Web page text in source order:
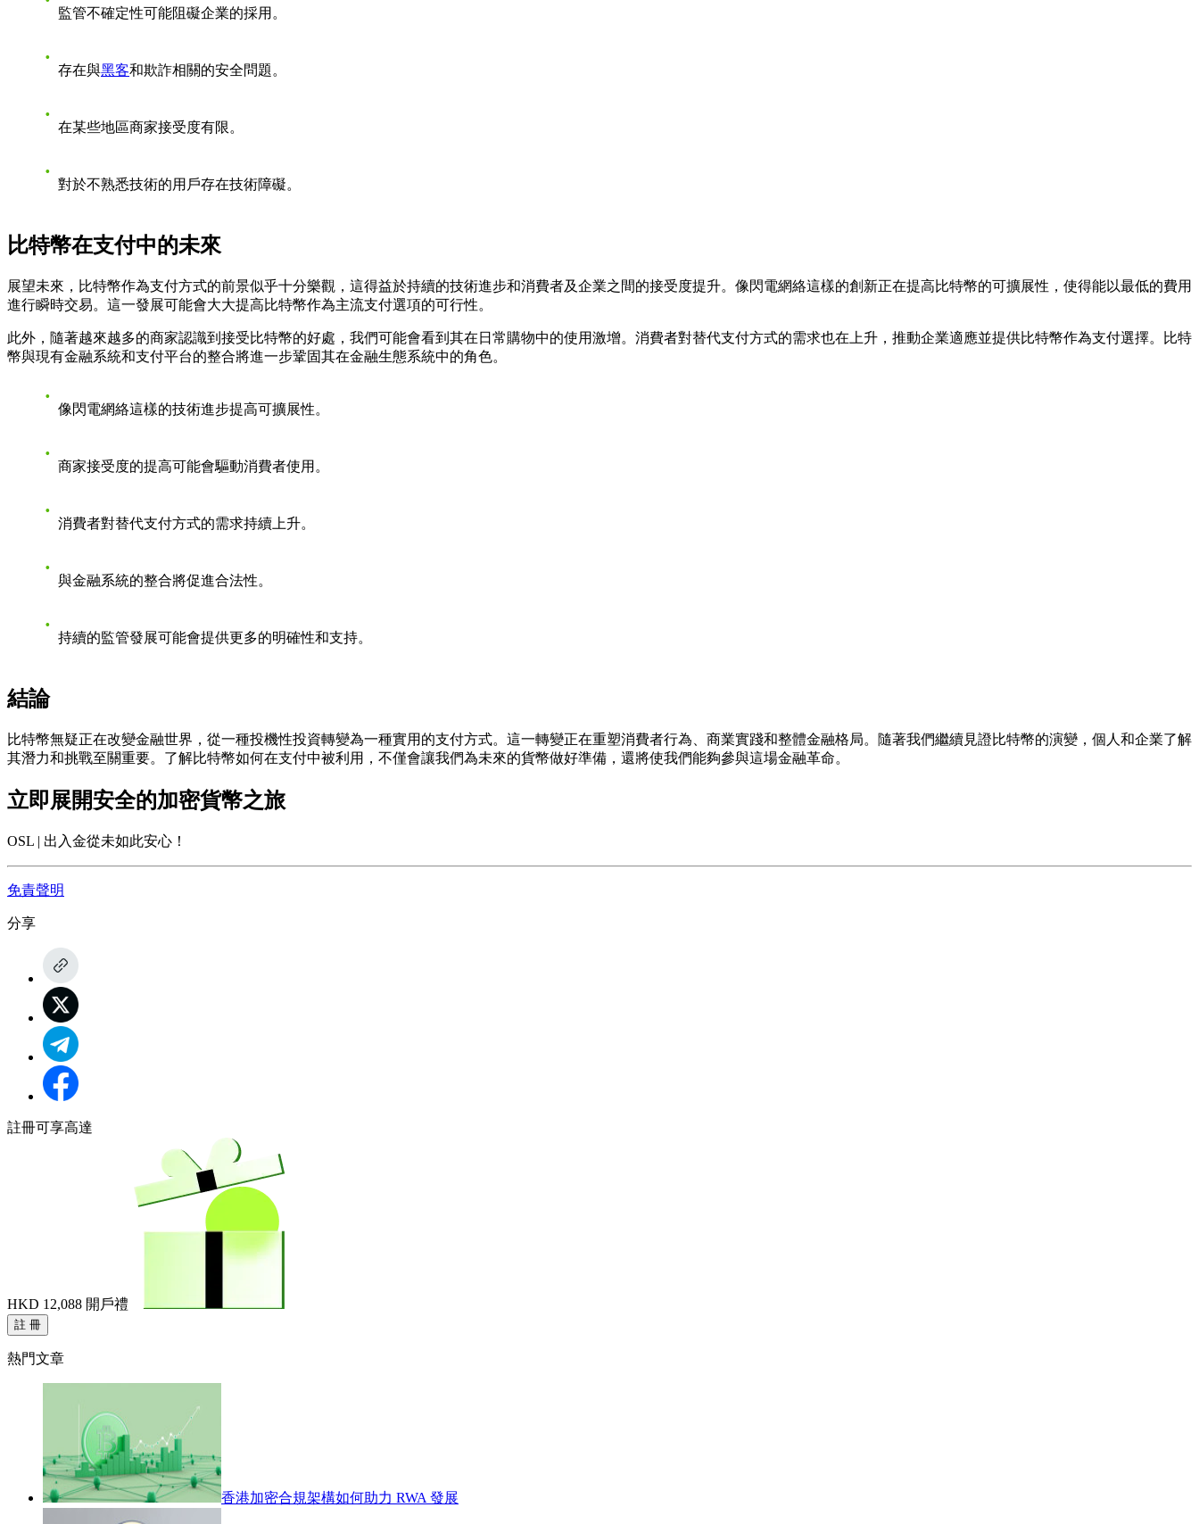
監管不確定性可能阻礙企業的採用。
存在與黑客和欺詐相關的安全問題。
在某些地區商家接受度有限。
對於不熟悉技術的用戶存在技術障礙。
比特幣在支付中的未來
展望未來，比特幣作為支付方式的前景似乎十分樂觀，這得益於持續的技術進步和消費者及企業之間的接受度提升。像閃電網絡這樣的創新正在提高比特幣的可擴展性，使得能以最低的費用
進行瞬時交易。這一發展可能會大大提高比特幣作為主流支付選項的可行性。
此外，隨著越來越多的商家認識到接受比特幣的好處，我們可能會看到其在日常購物中的使用激增。消費者對替代支付方式的需求也在上升，推動企業適應並提供比特幣作為支付選擇。比特
幣與現有金融系統和支付平台的整合將進一步鞏固其在金融生態系統中的角色。
像閃電網絡這樣的技術進步提高可擴展性。
商家接受度的提高可能會驅動消費者使用。
消費者對替代支付方式的需求持續上升。
與金融系統的整合將促進合法性。
持續的監管發展可能會提供更多的明確性和支持。
結論
比特幣無疑正在改變金融世界，從一種投機性投資轉變為一種實用的支付方式。這一轉變正在重塑消費者行為、商業實踐和整體金融格局。隨著我們繼續見證比特幣的演變，個人和企業了解
其潛力和挑戰至關重要。了解比特幣如何在支付中被利用，不僅會讓我們為未來的貨幣做好準備，還將使我們能夠參與這場金融革命。
立即展開安全的加密貨幣之旅
OSL | 出入金從未如此安心！
免責聲明
分享
註冊可享高達
HKD 12,088 開戶禮
註 冊
熱門文章
香港加密合規架構如何助力 RWA 發展